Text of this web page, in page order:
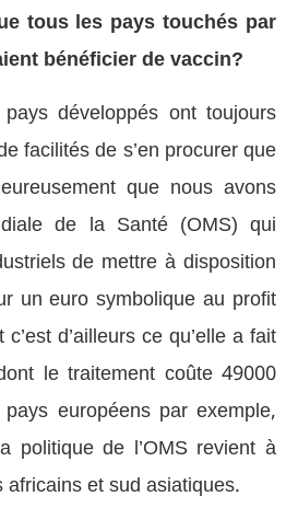
tous les pays touchés par
bénéficier de vaccin?
développés ont toujours
facilités de s’en procurer que
que nous avons
de la Santé (OMS) qui
de mettre à disposition
un euro symbolique au profit
d’ailleurs ce qu’elle a fait
le traitement coûte 49000
européens par exemple,
politique de l’OMS revient à
et sud asiatiques.